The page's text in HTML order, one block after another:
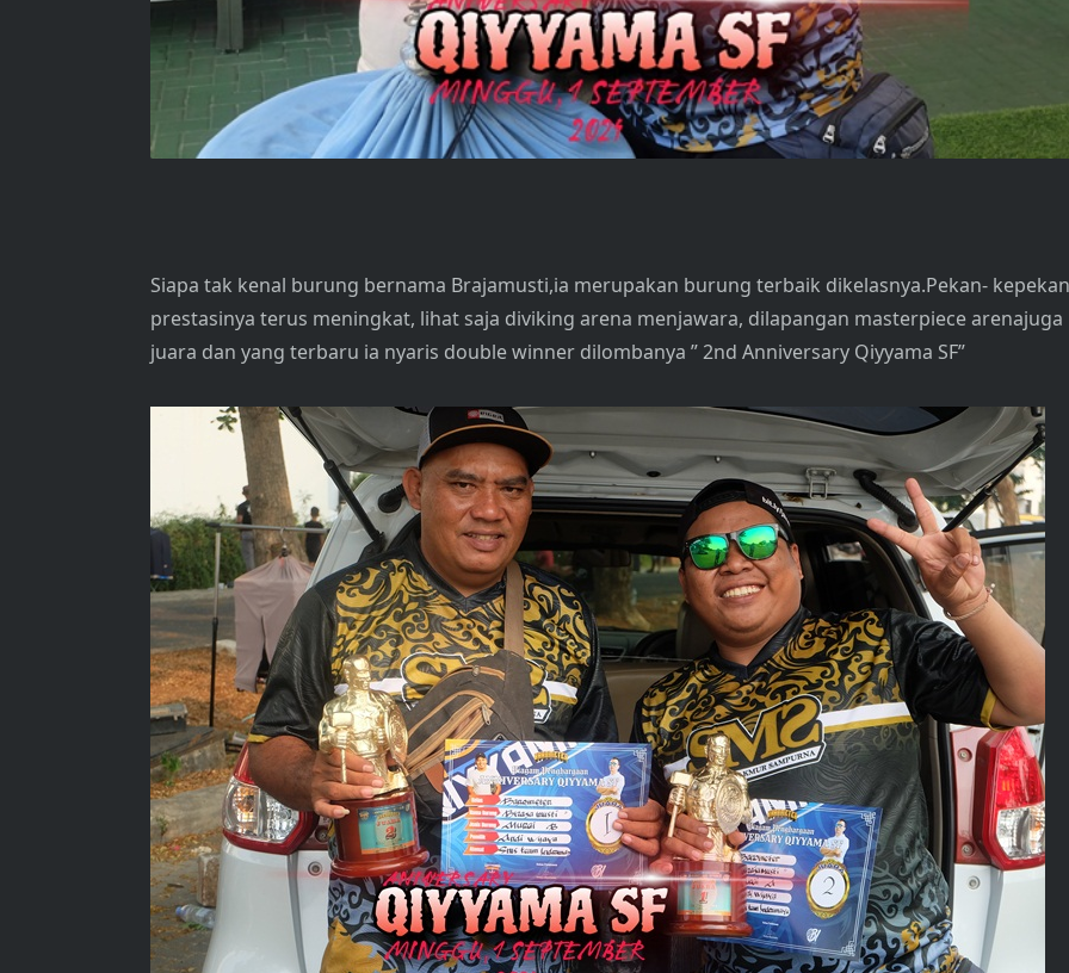
Siapa tak kenal burung bernama Brajamusti,ia merupakan burung terbaik dikelasnya.Pekan- kepekan
prestasinya terus meningkat, lihat saja diviking arena menjawara, dilapangan masterpiece arenajuga
juara dan yang terbaru ia nyaris double winner dilombanya ” 2nd Anniversary Qiyyama SF”